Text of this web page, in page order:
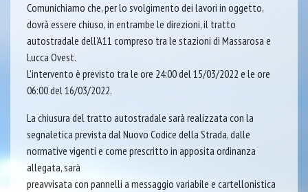
Comunichiamo che, per lo svolgimento dei lavori in oggetto,
dovrà essere chiuso, in entrambe le direzioni, il tratto
autostradale dell’A11 compreso tra le stazioni di Massarosa e
Lucca Ovest.
L’intervento è previsto tra le ore 24:00 del 15/03/2022 e le ore
06:00 del 16/03/2022.
La chiusura del tratto autostradale sarà realizzata con la
segnaletica prevista dal Nuovo Codice della Strada, dalle
normative vigenti e come prescritto in apposita ordinanza
allegata, sarà
preavvisata con pannelli a messaggio variabile e cartellonistica